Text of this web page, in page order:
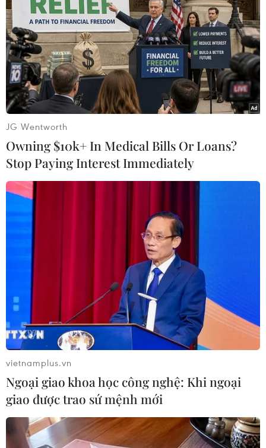
TIN LIÊN QUAN
Hà Nội: Nổ bốt điện, hàng trăm hộ dân
mất điện nhiều giờ
15/11/2014 14:52
Vào hồi 11 giờ ngày 15/11, trạm điện Kim Giang 4, quận
Thanh Xuân, Hà Nội đã phát ra hai tiếng nổ rất to, làm
rung cả các nhà xung quanh, nhiều người giật mình
tưởng "bom."
JG Wentworth
Owning $10k+ In Medical Bills Or Loans?
Stop Paying Interest Immediately
vietnamplus.vn
Ngoại giao khoa học công nghệ: Khi ngoại
giao được trao sứ mệnh mới